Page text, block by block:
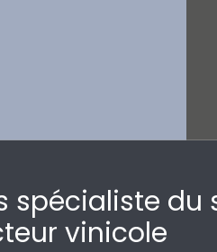
spécialiste
vinicole